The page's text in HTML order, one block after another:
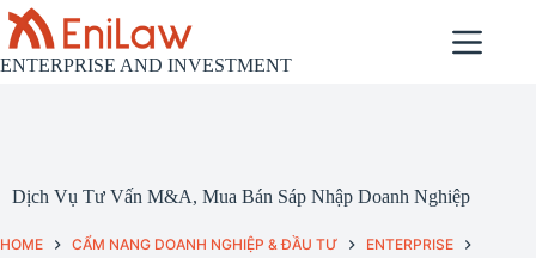
Skip
to
content
ENTERPRISE AND INVESTMENT
Dịch Vụ Tư Vấn M&A, Mua Bán Sáp Nhập Doanh Nghiệp
HOME CẨM NANG DOANH NGHIỆP & ĐẦU TƯ
ENTERPRISE